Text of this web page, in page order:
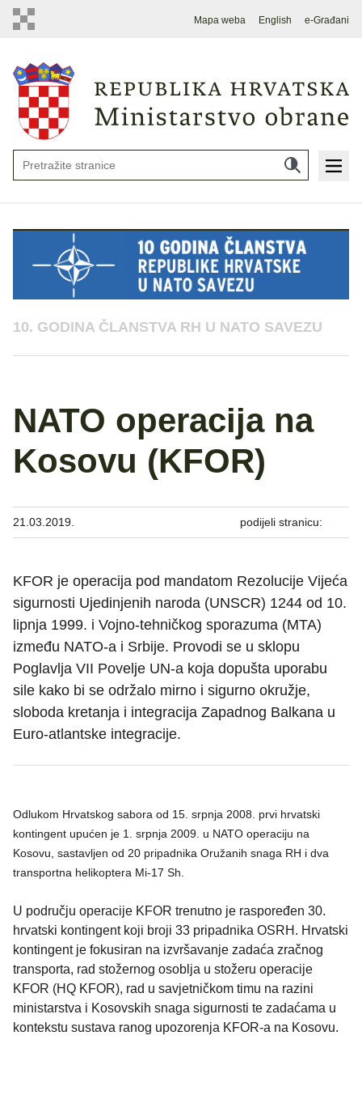
Mapa weba English e-Građani
10. GODINA ČLANSTVA RH U NATO SAVEZU
NATO operacija na
Kosovu (KFOR)
21.03.2019. podijeli stranicu:
KFOR je operacija pod mandatom Rezolucije Vijeća
sigurnosti Ujedinjenih naroda (UNSCR) 1244 od 10.
lipnja 1999. i Vojno-tehničkog sporazuma (MTA)
između NATO-a i Srbije. Provodi se u sklopu
Poglavlja VII Povelje UN-a koja dopušta uporabu
sile kako bi se održalo mirno i sigurno okružje,
sloboda kretanja i integracija Zapadnog Balkana u
Euro-atlantske integracije.
Odlukom Hrvatskog sabora od 15. srpnja 2008. prvi hrvatski
kontingent upućen je 1. srpnja 2009. u NATO operaciju na
Kosovu, sastavljen od 20 pripadnika Oružanih snaga RH i dva
transportna helikoptera Mi-17 Sh.
U području operacije KFOR trenutno je raspoređen 30.
hrvatski kontingent koji broji 33 pripadnika OSRH. Hrvatski
kontingent je fokusiran na izvršavanje zadaća zračnog
transporta, rad stožernog osoblja u stožeru operacije
KFOR (HQ KFOR), rad u savjetničkom timu na razini
ministarstva i Kosovskih snaga sigurnosti te zadaćama u
kontekstu sustava ranog upozorenja KFOR-a na Kosovu.